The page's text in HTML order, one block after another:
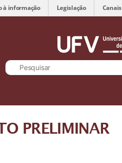
à informação Legislação Canais
PRELIMINAR